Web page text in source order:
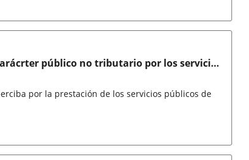
público no tributario por los servicios
Carmen y Puente Duero
por la prestación de los servicios públicos de